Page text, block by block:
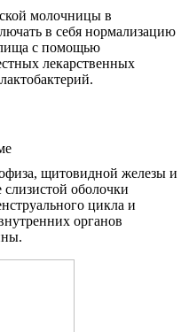
молочницы в
в себя нормализацию
с помощью
лекарственных
щитовидной железы и
слизистой оболочки
цикла и
органов